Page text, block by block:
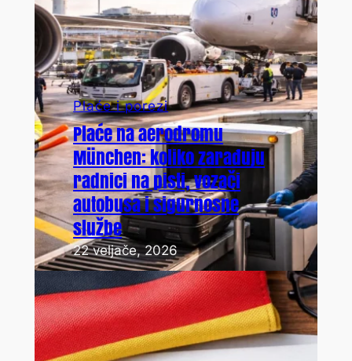
Plaće i porezi
Plaće na aerodromu
München: koliko zarađuju
radnici na pisti, vozači
autobusa i sigurnosne
službe
22 veljače, 2026